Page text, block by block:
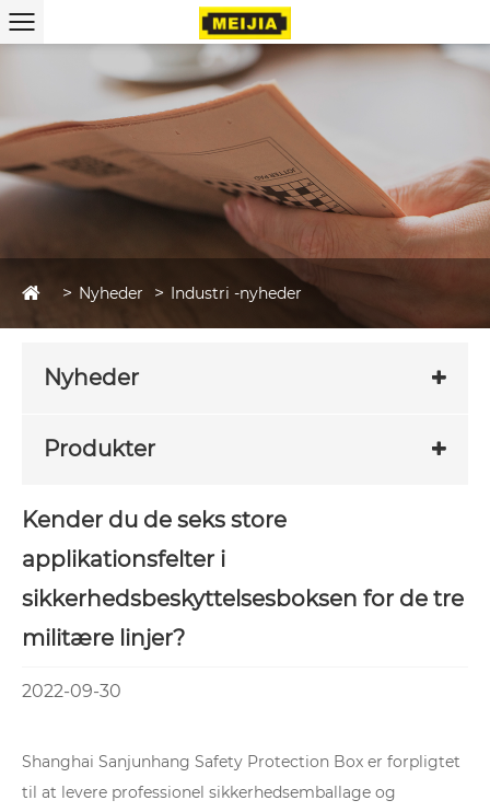
Nyheder Industri -nyheder
Nyheder
Produkter
Kender du de seks store
applikationsfelter i
sikkerhedsbeskyttelsesboksen for de tre
militære linjer?
2022-09-30
Shanghai Sanjunhang Safety Protection Box er forpligtet
til at levere professionel sikkerhedsemballage og